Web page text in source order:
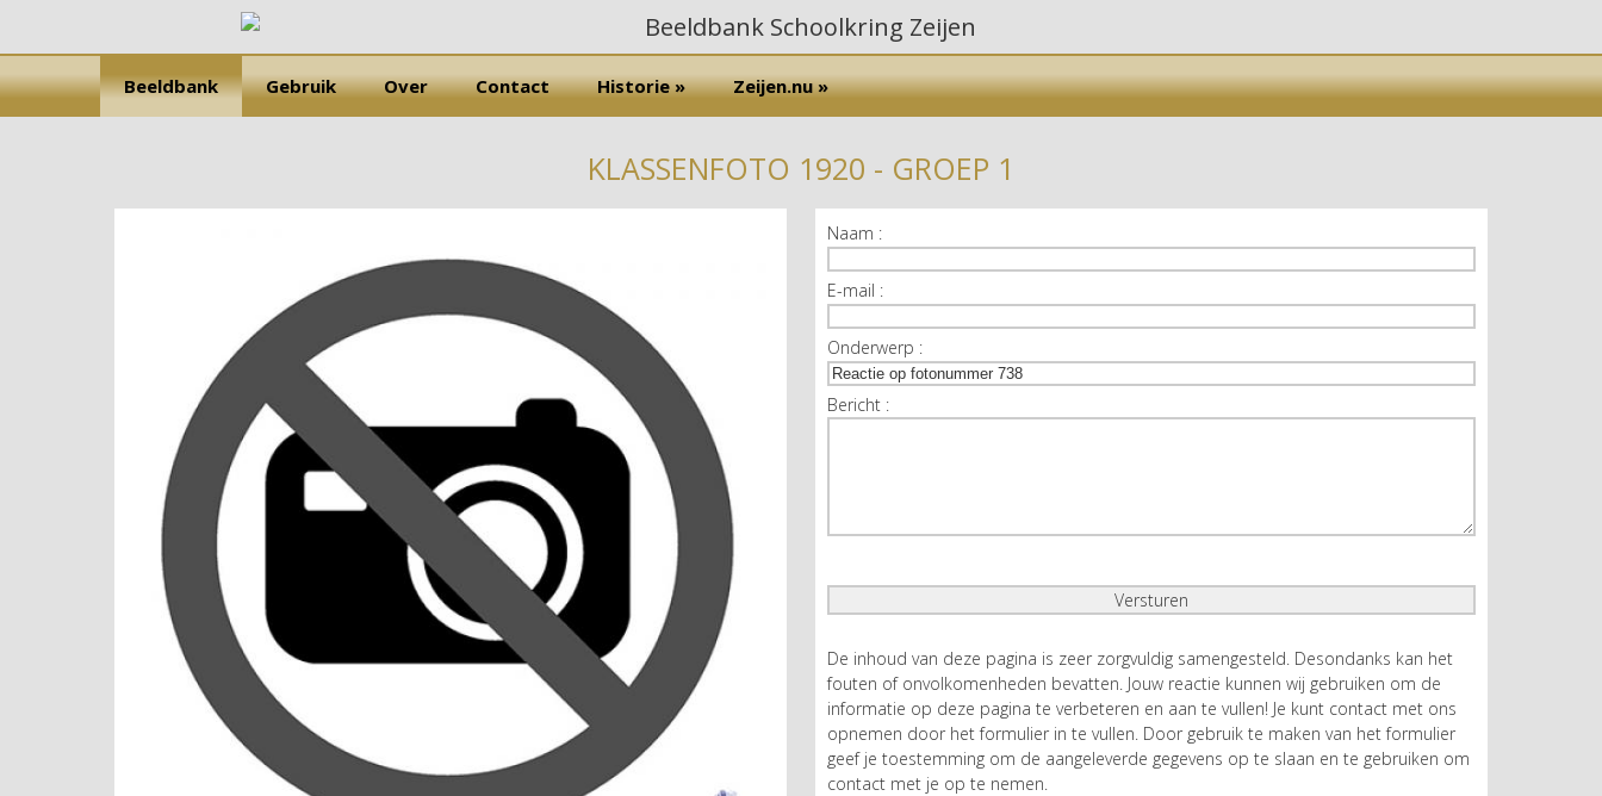
Beeldbank Gebruik Over Contact Historie » Zeijen.nu »
KLASSENFOTO 1920 - GROEP 1
Naam :
E-mail :
Onderwerp :
Bericht :
De inhoud van deze pagina is zeer zorgvuldig samengesteld. Desondanks kan het
fouten of onvolkomenheden bevatten. Jouw reactie kunnen wij gebruiken om de
informatie op deze pagina te verbeteren en aan te vullen! Je kunt contact met ons
opnemen door het formulier in te vullen. Door gebruik te maken van het formulier
geef je toestemming om de aangeleverde gegevens op te slaan en te gebruiken om
contact met je op te nemen.